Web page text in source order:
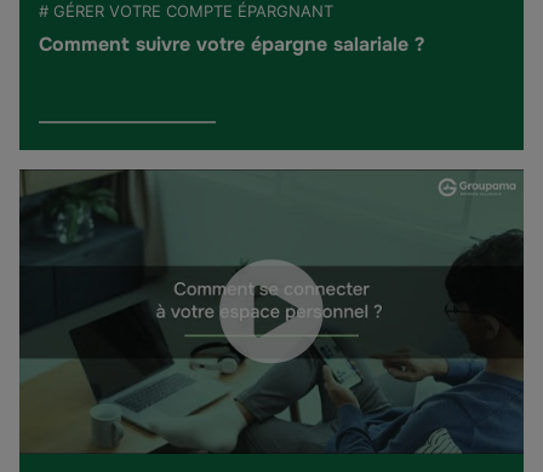
# GÉRER VOTRE COMPTE ÉPARGNANT
Comment suivre votre épargne salariale ?